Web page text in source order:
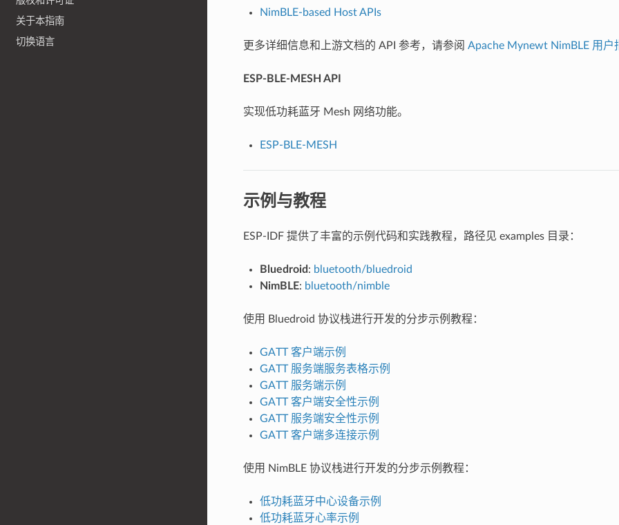
关于本指南
切换语言
NimBLE-based Host APIs
更多详细信息和上游文档的 API 参考，请参阅 Apache Mynewt NimBLE 用户
ESP-BLE-MESH API
实现低功耗蓝牙 Mesh 网络功能。
ESP-BLE-MESH
示例与教程
ESP-IDF 提供了丰富的示例代码和实践教程，路径见 examples 目录：
Bluedroid : bluetooth/bluedroid
NimBLE: bluetooth/nimble
使用 Bluedroid 协议栈进行开发的分步示例教程：
GATT 客户端示例
GATT 服务端服务表格示例
GATT 服务端示例
GATT 客户端安全性示例
GATT 服务端安全性示例
GATT 客户端多连接示例
使用 NimBLE 协议栈进行开发的分步示例教程：
低功耗蓝牙中心设备示例
低功耗蓝牙心率示例